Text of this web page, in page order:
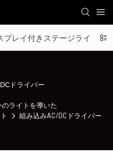
プレイ付きステージライト
ドライバー
のライトを導いた
組み込みAC/DCドライバー